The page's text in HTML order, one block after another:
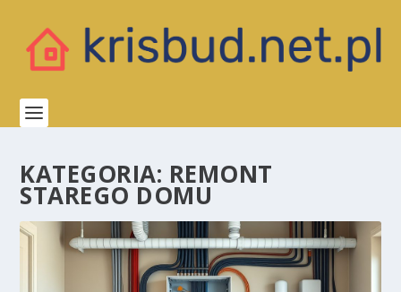
KATEGORIA: REMONT
STAREGO DOMU